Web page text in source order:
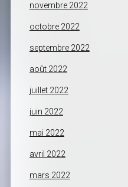
novembre 2022
octobre 2022
septembre 2022
août 2022
juillet 2022
juin 2022
mai 2022
avril 2022
mars 2022